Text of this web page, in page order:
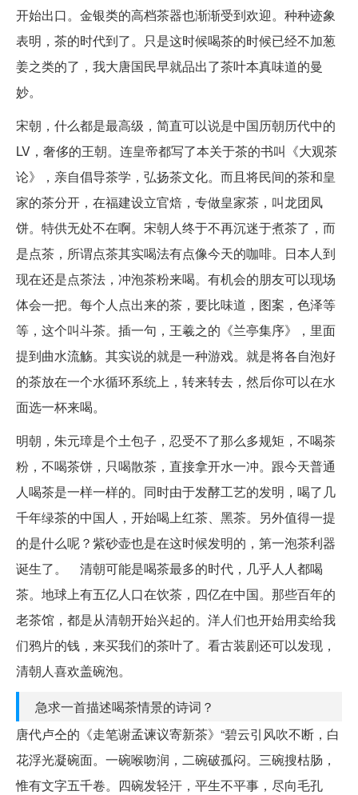
开始出口。金银类的高档茶器也渐渐受到欢迎。种种迹象
表明，茶的时代到了。只是这时候喝茶的时候已经不加葱
姜之类的了，我大唐国民早就品出了茶叶本真味道的曼
妙。
宋朝，什么都是最高级，简直可以说是中国历朝历代中的
LV，奢侈的王朝。连皇帝都写了本关于茶的书叫《大观茶
论》，亲自倡导茶学，弘扬茶文化。而且将民间的茶和皇
家的茶分开，在福建设立官焙，专做皇家茶，叫龙团凤
饼。特供无处不在啊。宋朝人终于不再沉迷于煮茶了，而
是点茶，所谓点茶其实喝法有点像今天的咖啡。日本人到
现在还是点茶法，冲泡茶粉来喝。有机会的朋友可以现场
体会一把。每个人点出来的茶，要比味道，图案，色泽等
等，这个叫斗茶。插一句，王羲之的《兰亭集序》，里面
提到曲水流觞。其实说的就是一种游戏。就是将各自泡好
的茶放在一个水循环系统上，转来转去，然后你可以在水
面选一杯来喝。
明朝，朱元璋是个土包子，忍受不了那么多规矩，不喝茶
粉，不喝茶饼，只喝散茶，直接拿开水一冲。跟今天普通
人喝茶是一样一样的。同时由于发酵工艺的发明，喝了几
千年绿茶的中国人，开始喝上红茶、黑茶。另外值得一提
的是什么呢？紫砂壶也是在这时候发明的，第一泡茶利器
诞生了。 清朝可能是喝茶最多的时代，几乎人人都喝
茶。地球上有五亿人口在饮茶，四亿在中国。那些百年的
老茶馆，都是从清朝开始兴起的。洋人们也开始用卖给我
们鸦片的钱，来买我们的茶叶了。看古装剧还可以发现，
清朝人喜欢盖碗泡。
急求一首描述喝茶情景的诗词？
唐代卢仝的《走笔谢孟谏议寄新茶》“碧云引风吹不断，白
花浮光凝碗面。一碗喉吻润，二碗破孤闷。三碗搜枯肠，
惟有文字五千卷。四碗发轻汗，平生不平事，尽向毛孔